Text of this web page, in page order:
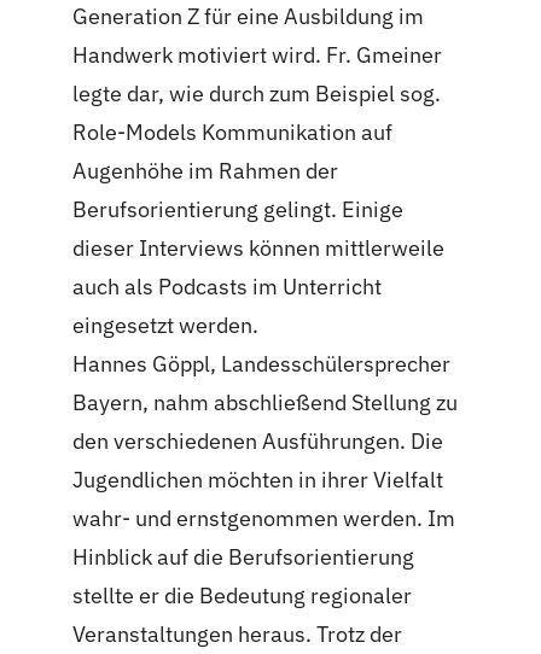
Generation Z für eine Ausbildung im
Handwerk motiviert wird. Fr. Gmeiner
legte dar, wie durch zum Beispiel sog.
Role-Models Kommunikation auf
Augenhöhe im Rahmen der
Berufsorientierung gelingt. Einige
dieser Interviews können mittlerweile
auch als Podcasts im Unterricht
eingesetzt werden.
Hannes Göppl, Landesschülersprecher
Bayern, nahm abschließend Stellung zu
den verschiedenen Ausführungen. Die
Jugendlichen möchten in ihrer Vielfalt
wahr- und ernstgenommen werden. Im
Hinblick auf die Berufsorientierung
stellte er die Bedeutung regionaler
Veranstaltungen heraus. Trotz der